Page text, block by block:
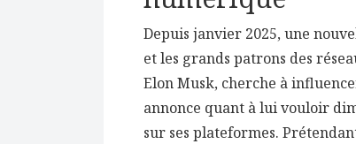
Depuis janvier 2025, une
et les grands patrons des
Elon Musk, cherche à
annonce quant à lui vouloir
sur ses plateformes.